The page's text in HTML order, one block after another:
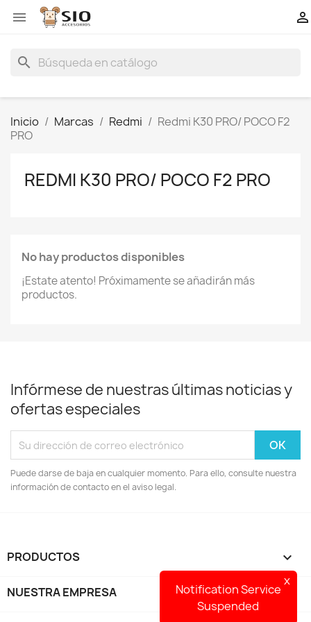
 
search
Inicio Marcas Redmi
Redmi K30 PRO/ POCO F2
PRO
REDMI K30 PRO/ POCO F2 PRO
No hay productos disponibles
¡Estate atento! Próximamente se añadirán más
productos.
Infórmese de nuestras últimas noticias y
ofertas especiales
Puede darse de baja en cualquier momento. Para ello, consulte nuestra
información de contacto en el aviso legal.
PRODUCTOS 
NUESTRA EMPRESA 
x
Notification Service
Suspended